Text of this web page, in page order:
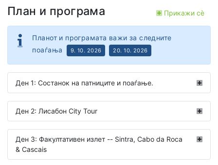
План и програма Прикажи сѐ
Планот и програмата важи за следните
поаѓања
9. 10. 2026 20. 10. 2026
Ден 1: Состанок на патниците и поаѓање.
Ден 2: Лисабон City Tour
Ден 3: Факултативен излет -- Sintra, Cabo da Roca
& Cascais